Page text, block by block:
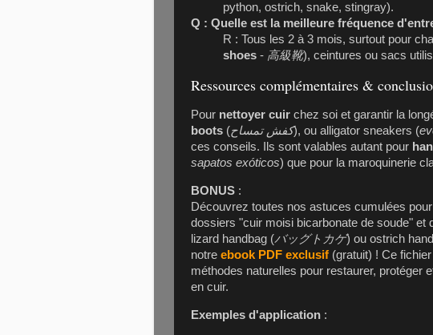
python, ostrich, snake, stingray).
Q : Quelle est la meilleure fréquence
R : Tous les 2 à 3 mois, surtout pour
shoes - 高級靴), ceintures ou sacs
Ressources complémentaires &
Pour nettoyer cuir chez soi et garantir la
boots (کفش تمساح), ou alligator sneakers (
ces conseils. Ils sont valables autant pour
sapatos exóticos) que pour la maroquinerie
BONUS :
Découvrez toutes nos astuces cumulées
dossiers "cuir moisi bicarbonate de soude" et
lizard handbag (バッグトカゲ) ou ostrich
notre ebook PDF exclusif (gratuit) ! Ce
méthodes naturelles pour restaurer, protéger
en cuir.
Exemples d'application :